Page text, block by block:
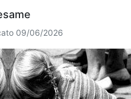
09/06/2026